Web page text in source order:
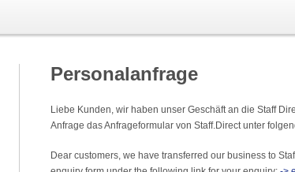
Personalanfrage
Liebe Kunden, wir haben unser Geschäft an die Staff
Anfrage das Anfrageformular von Staff.Direct unter
Dear customers, we have transferred our business to